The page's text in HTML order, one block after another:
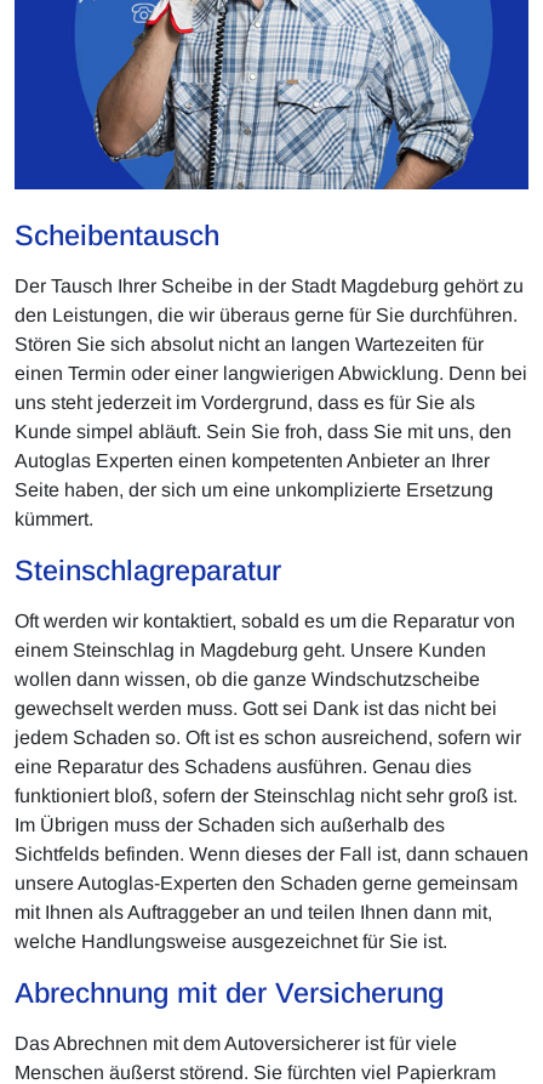
Scheibentausch
Der Tausch Ihrer Scheibe in der Stadt Magdeburg gehört zu
den Leistungen, die wir überaus gerne für Sie durchführen.
Stören Sie sich absolut nicht an langen Wartezeiten für
einen Termin oder einer langwierigen Abwicklung. Denn bei
uns steht jederzeit im Vordergrund, dass es für Sie als
Kunde simpel abläuft. Sein Sie froh, dass Sie mit uns, den
Autoglas Experten einen kompetenten Anbieter an Ihrer
Seite haben, der sich um eine unkomplizierte Ersetzung
kümmert.
Steinschlagreparatur
Oft werden wir kontaktiert, sobald es um die Reparatur von
einem Steinschlag in Magdeburg geht. Unsere Kunden
wollen dann wissen, ob die ganze Windschutzscheibe
gewechselt werden muss. Gott sei Dank ist das nicht bei
jedem Schaden so. Oft ist es schon ausreichend, sofern wir
eine Reparatur des Schadens ausführen. Genau dies
funktioniert bloß, sofern der Steinschlag nicht sehr groß ist.
Im Übrigen muss der Schaden sich außerhalb des
Sichtfelds befinden. Wenn dieses der Fall ist, dann schauen
unsere Autoglas-Experten den Schaden gerne gemeinsam
mit Ihnen als Auftraggeber an und teilen Ihnen dann mit,
welche Handlungsweise ausgezeichnet für Sie ist.
Abrechnung mit der Versicherung
Das Abrechnen mit dem Autoversicherer ist für viele
Menschen äußerst störend. Sie fürchten viel Papierkram